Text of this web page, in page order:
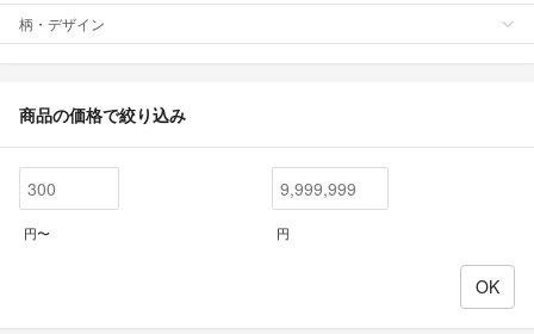
柄・デザイン
商品の価格で絞り込み
円〜 円